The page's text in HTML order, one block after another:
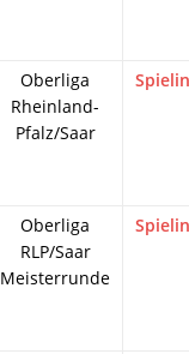
Oberliga
Rheinland-
Pfalz/Saar
Oberliga
RLP/Saar
Meisterrunde